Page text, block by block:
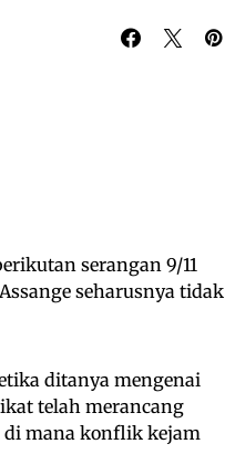
serangan 9/11
seharusnya tidak
ditanya mengenai
telah merancang
di mana konflik kejam